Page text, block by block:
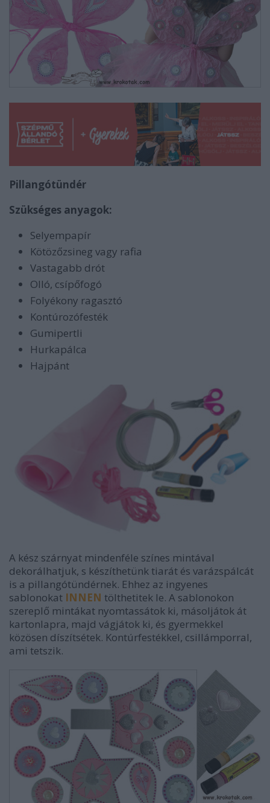
Pillangótündér
Szükséges anyagok:
Selyempapír
Kötözőzsineg vagy rafia
Vastagabb drót
Olló, csípőfogó
Folyékony ragasztó
Kontúrozófesték
Gumipertli
Hurkapálca
Hajpánt
A kész szárnyat mindenféle színes mintával
dekorálhatjuk, s készíthetünk tiarát és varázspálcát
is a pillangótündérnek. Ehhez az ingyenes
sablonokat INNEN tölthetitek le. A sablonokon
szereplő mintákat nyomtassátok ki, másoljátok át
kartonlapra, majd vágjátok ki, és gyermekkel
közösen díszítsétek. Kontúrfestékkel, csillámporral,
ami tetszik.